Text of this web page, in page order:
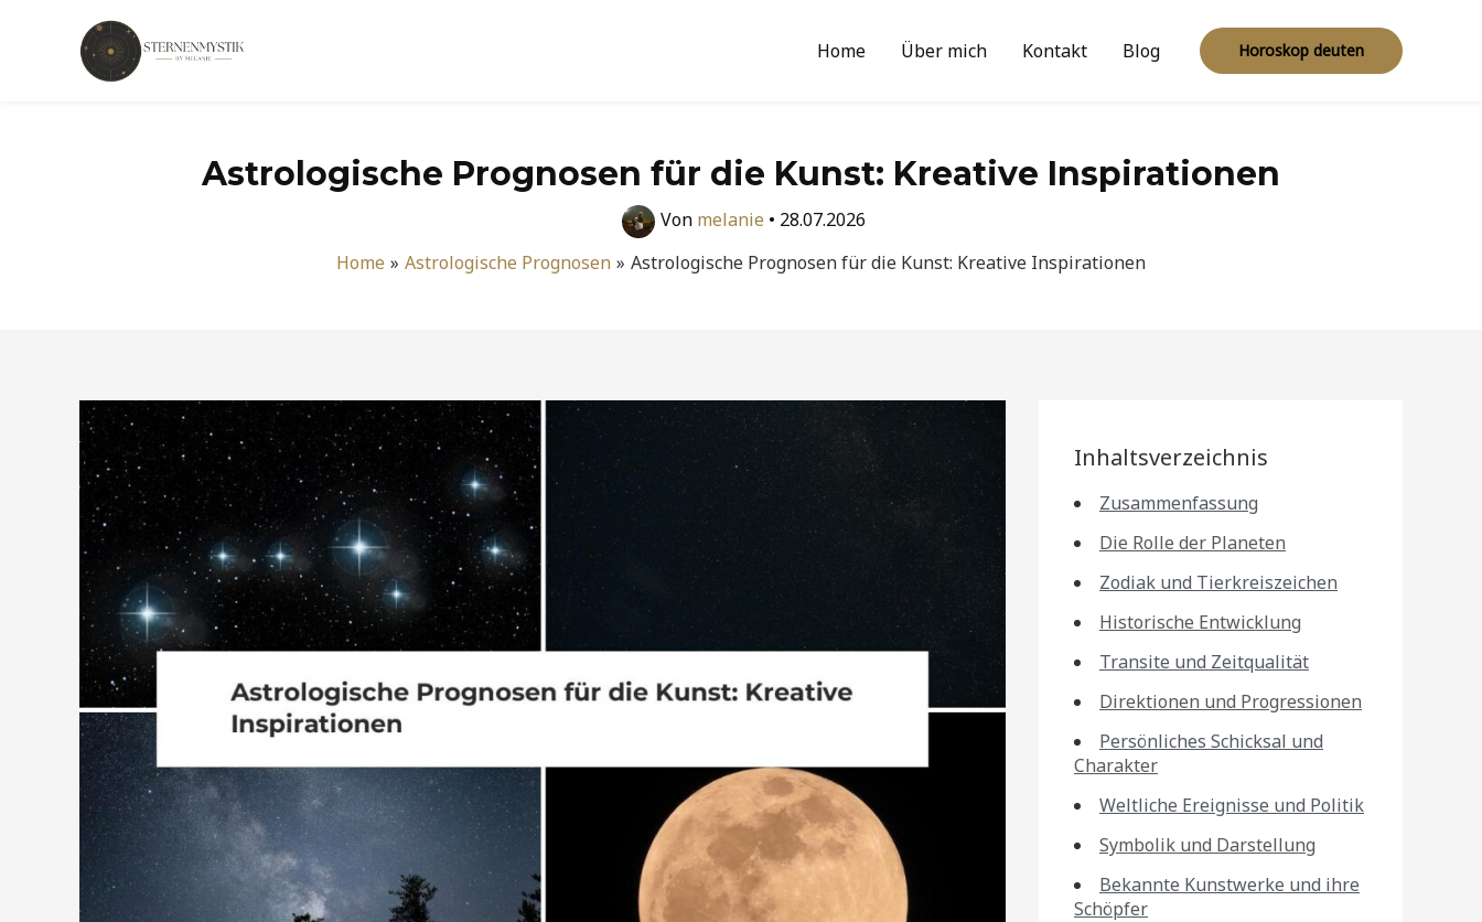
Home Über mich Kontakt Blog Horoskop deuten
Astrologische Prognosen für die Kunst: Kreative Inspirationen
Von melanie • 28.07.2026
Home
Astrologische Prognosen Astrologische Prognosen für die Kunst: Kreative Inspirationen
Inhaltsverzeichnis
Zusammenfassung
Die Rolle der Planeten
Zodiak und Tierkreiszeichen
Historische Entwicklung
Transite und Zeitqualität
Direktionen und Progressionen
Persönliches Schicksal und
Charakter
Weltliche Ereignisse und Politik
Symbolik und Darstellung
Bekannte Kunstwerke und ihre
Schöpfer